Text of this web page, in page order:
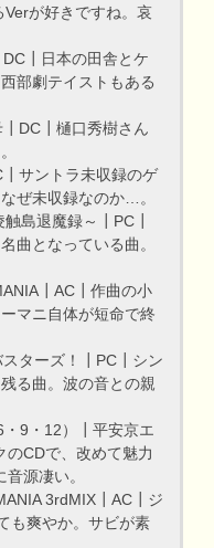
が好きですね。哀
日本の田舎とケ
部劇テイストもある
樋口秀樹さん
サントラ未収録のゲ
ぜ未収録なのか…。
島退魔録～┃PC┃
曲となっている曲。
作曲の小
マニ自体が短命で終
ターズ！┃PC┃シン
る曲。波の音との親
9・12）┃平安京エ
CDで、改めて魅力
源凄い。
3rdMIX┃AC┃ジ
も爽やか。サビが素